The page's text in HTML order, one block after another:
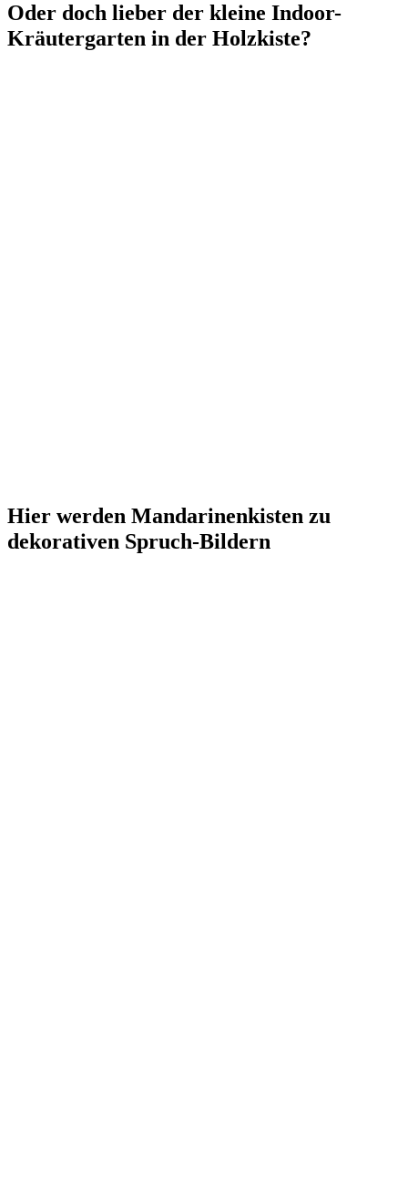
Oder doch lieber der kleine Indoor-
Kräutergarten in der Holzkiste?
Hier werden Mandarinenkisten zu
dekorativen Spruch-Bildern